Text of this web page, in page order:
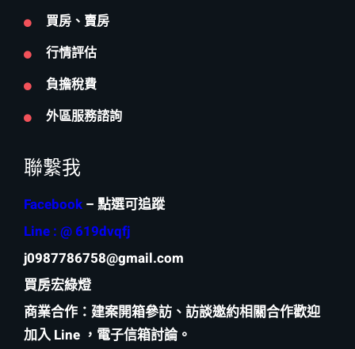
買房、賣房
行情評估
負擔稅費
外區服務諮詢
聯繫我
Facebook – 點選可追蹤
Line : @ 619dvqfj
j0987786758@gmail.com
買房宏綠燈
商業合作 ：建案開箱參訪、訪談邀約相關合作歡迎
加入 Line ，電子信箱討論。